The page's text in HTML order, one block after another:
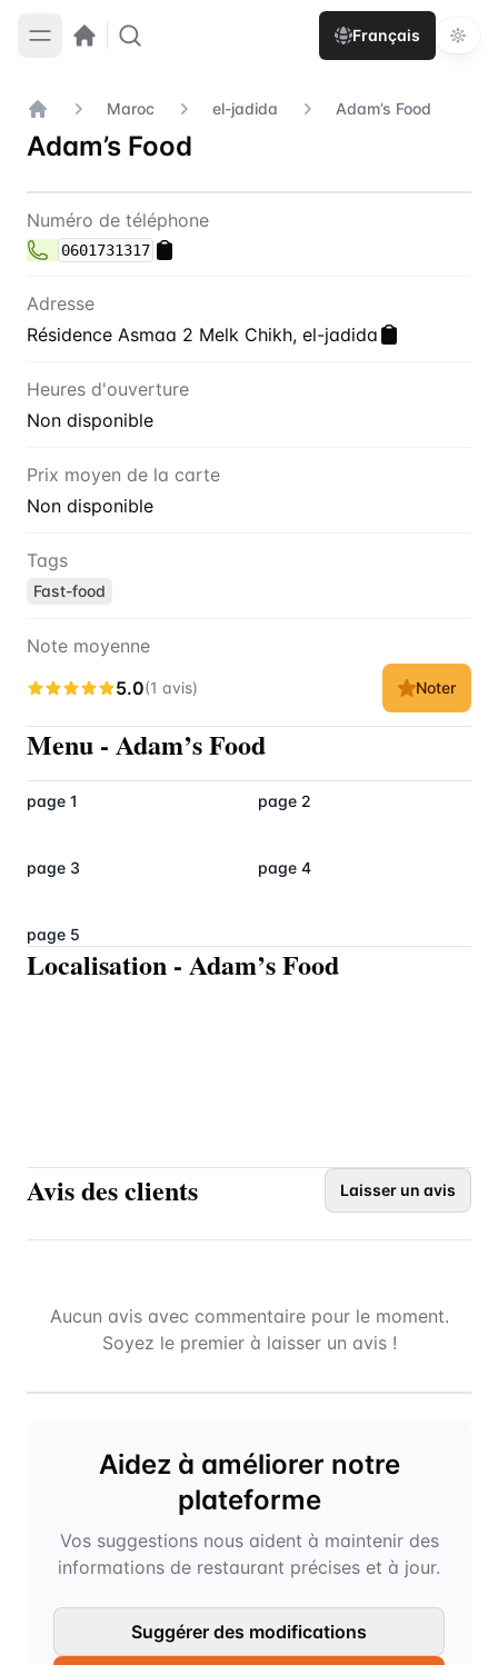
Français
Accueil
Maroc el-jadida Adam’s Food
Adam’s Food
Contact Adam’s Food
Numéro de téléphone
0601731317
Adresse
Résidence Asmaa 2 Melk Chikh, el-jadida
Heures d'ouverture
Non disponible
Prix moyen de la carte
Non disponible
Tags
Fast-food
Note moyenne
5.0(1 avis) Noter
Menu - Adam’s Food
page 1 page 2
page 3 page 4
page 5
Localisation - Adam’s Food
Avis des clients Laisser un avis
Aucun avis avec commentaire pour le moment.
Soyez le premier à laisser un avis !
Aidez à améliorer notre
plateforme
Vos suggestions nous aident à maintenir des
informations de restaurant précises et à jour.
Suggérer des modifications